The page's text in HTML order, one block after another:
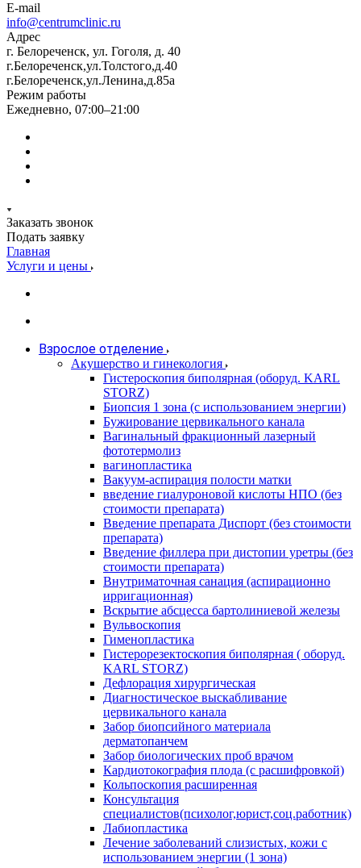
E-mail
info@centrumclinic.ru
Адрес
г. Белореченск, ул. Гоголя, д. 40
г.Белореченск,ул.Толстого,д.40
г.Белореченск,ул.Ленина,д.85а
Режим работы
Ежедневно, 07:00–21:00
Заказать звонок
Подать заявку
Главная
Услуги и цены
Взрослое отделение
Акушерство и гинекология
Гистероскопия биполярная (оборуд. KARL
STORZ)
Биопсия 1 зона (с использованием энергии)
Бужирование цервикального канала
Вагинальный фракционный лазерный
фототермолиз
вагинопластика
Вакуум-аспирация полости матки
введение гиалуроновой кислоты НПО (без
стоимости препарата)
Введение препарата Диспорт (без стоимости
препарата)
Введение филлера при дистопии уретры (без
стоимости препарата)
Внутриматочная санация (аспирационно
ирригационная)
Вскрытие абсцесса бартолиниевой железы
Вульвоскопия
Гименопластика
Гистерорезектоскопия биполярная ( оборуд.
KARL STORZ)
Дефлорация хирургическая
Диагностическое выскабливание
цервикального канала
Забор биопсийного материала
дерматопанчем
Забор биологических проб врачом
Кардиотокография плода (с расшифровкой)
Кольпоскопия расширенная
Консультация
специалистов(психолог,юрист,соц.работник)
Лабиопластика
Лечение заболеваний слизистых, кожи с
использованием энергии (1 зона)